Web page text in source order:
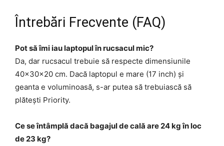
Întrebări Frecvente (FAQ)
Pot să îmi iau laptopul în rucsacul mic?
Da, dar rucsacul trebuie să respecte dimensiunile
40x30x20 cm. Dacă laptopul e mare (17 inch) și
geanta e voluminoasă, s-ar putea să trebuiască să
plătești Priority.
Ce se întâmplă dacă bagajul de cală are 24 kg în loc
de 23 kg?